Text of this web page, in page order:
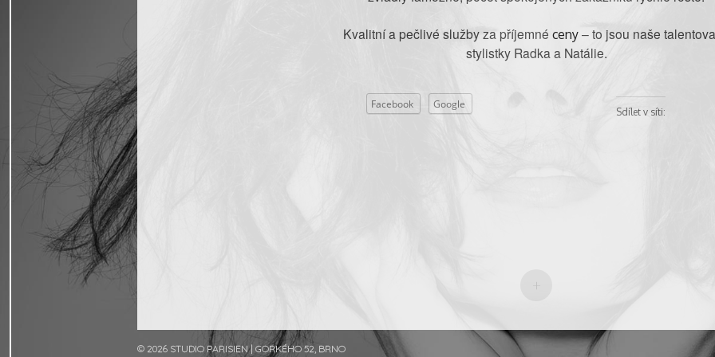
Kvalitní a pečlivé služby za příjemné ceny– to jsou naše
stylistky Radka a Natálie.
Sdílet v síti:
Facebook Google
+
© 2026 STUDIO PARISIEN| GORKÉHO 52, BRNO